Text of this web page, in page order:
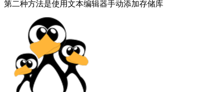
第二种方法是使用文本编辑器手动添加存储库